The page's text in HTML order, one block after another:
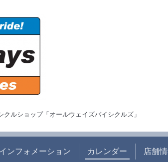
クルショップ「オールウェイズバイシクルズ」
インフォメーション カレンダー 店舗